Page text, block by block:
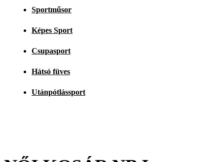
Sportműsor
Képes Sport
Csupasport
Hátsó füves
Utánpótlássport